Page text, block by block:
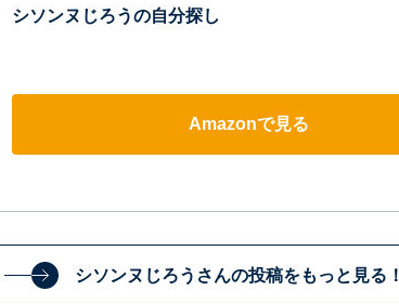
シソンヌじろうの自分探し
Amazonで見る
シソンヌじろうさんの投稿をもっと見る！